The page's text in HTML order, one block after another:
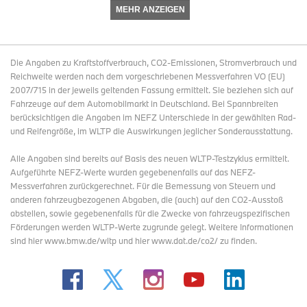
158 Nm bei 3 000 min-1.
Abgasanlage und Sternmuttern in Dark Chrome.
Aufwendig gefertigter Doppelschleifen-Rohrrahmen aus
Stahl.
Hinterradschwinge mit eingefasstem Achsantrieb in
Starrrahmen-Optik.
Teleskopgabel mit Gabelhülsen und Cantilever-Federbein
Stimmige Ergonomie mit hohem Lenker für entspanntes
Fahren und optimale Kontrolle.
Scheibenbremsen vorn und hinten sowie
Leichtmetallgussräder in 21 Zoll vorne und 18 Zoll hinten.
Seitendeckel mit Emblem.
Scheinwerfergehäuse mit integriertem klassischen
Rundinstrument.
Adaptives Kurvenlicht für noch bessere
Fahrbahnausleuchtung bei Kurvenfahrt als
MEHR ANZEIGEN
Die Angaben zu Kraftstoffverbrauch, CO2-Emissionen, Stromverbrauch und
Reichweite werden nach dem vorgeschriebenen Messverfahren VO (EU)
2007/715 in der jeweils geltenden Fassung ermittelt. Sie beziehen sich auf
Fahrzeuge auf dem Automobilmarkt in Deutschland. Bei Spannbreiten
berücksichtigen die Angaben im NEFZ Unterschiede in der gewählten Rad-
und Reifengröße, im WLTP die Auswirkungen jeglicher Sonderausstattung.
Alle Angaben sind bereits auf Basis des neuen WLTP-Testzyklus ermittelt.
Aufgeführte NEFZ-Werte wurden gegebenenfalls auf das NEFZ-
Messverfahren zurückgerechnet. Für die Bemessung von Steuern und
anderen fahrzeugbezogenen Abgaben, die (auch) auf den CO2-Ausstoß
abstellen, sowie gegebenenfalls für die Zwecke von fahrzeugspezifischen
Förderungen werden WLTP-Werte zugrunde gelegt. Weitere Informationen
sind hier www.bmw.de/wltp und hier www.dat.de/co2/ zu finden.